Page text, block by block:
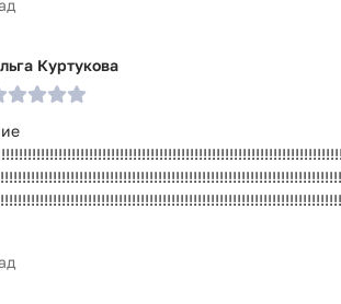
Куртукова